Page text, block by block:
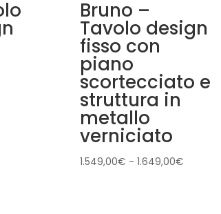
Bruno –
Tavolo design
fisso con
piano
scortecciato e
struttura in
metallo
verniciato
1.549,00€ - 1.649,00€